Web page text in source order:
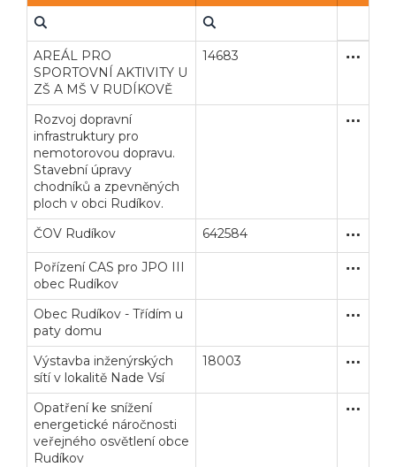
AREÁL PRO
SPORTOVNÍ AKTIVITY U
ZŠ A MŠ V RUDÍKOVĚ
14683
Rozvoj dopravní
infrastruktury pro
nemotorovou dopravu.
Stavební úpravy
chodníků a zpevněných
ploch v obci Rudíkov.
ČOV Rudíkov 642584 Užší
Pořízení CAS pro JPO III
obec Rudíkov
Obec Rudíkov - Třídím u
paty domu
Výstavba inženýrských
sítí v lokalitě Nade Vsí
18003 Užší
Opatření ke snížení
energetické náročnosti
veřejného osvětlení obce
Rudíkov
Veřejné zakázky
Poslat